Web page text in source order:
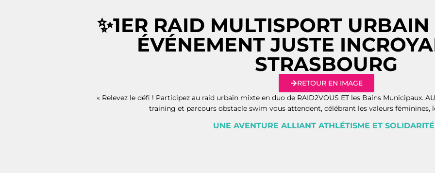
✨1ER RAID MULTISPORT
ÉVÉNEMENT JUSTE
STRASBOURG
RETOUR EN IMAGE
« Relevez le défi ! Participez au raid urbain mixte en duo de RAID2VOUS ET les Bains Municipaux.
training et parcours obstacle swim vous attendent, célébrant les valeurs féminines,
UNE AVENTURE ALLIANT ATHLÉTISME ET